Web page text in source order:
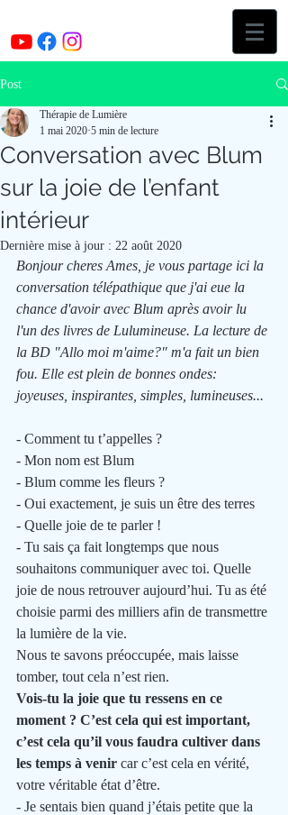
Post
Conversation avec Blum
sur la joie de l’enfant
intérieur
Thérapie de Lumière
1 mai 2020 5 min de lecture
Dernière mise à jour : 22 août 2020
Bonjour cheres Ames, je vous partage ici la
conversation télépathique que j'ai eue la
chance d'avoir avec Blum après avoir lu
l'un des livres de Lulumineuse. La lecture de
la BD "Allo moi m'aime?" m'a fait un bien
fou. Elle est plein de bonnes ondes:
joyeuses, inspirantes, simples, lumineuses...
- Comment tu t’appelles ?
- Mon nom est Blum
- Blum comme les fleurs ?
- Oui exactement, je suis un être des terres
- Quelle joie de te parler !
- Tu sais ça fait longtemps que nous
souhaitons communiquer avec toi. Quelle
joie de nous retrouver aujourd’hui. Tu as été
choisie parmi des milliers afin de transmettre
la lumière de la vie.
Nous te savons préoccupée, mais laisse
tomber, tout cela n’est rien.
Vois-tu la joie que tu ressens en ce
moment ? C’est cela qui est important,
c’est cela qu’il vous faudra cultiver dans
les temps à venir car c’est cela en vérité,
votre véritable état d’être.
- Je sentais bien quand j’étais petite que la